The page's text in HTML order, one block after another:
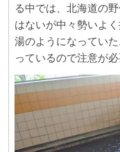
る中では、北海道の
はないが中々勢いよ
湯のようになってい
っているので注意が必